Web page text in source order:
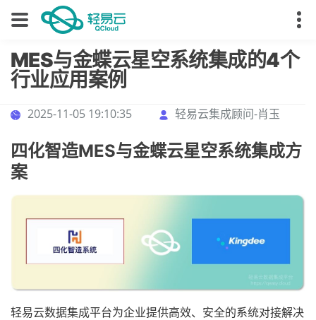
MES与金蝶云星空系统集成的4个
行业应用案例
2025-11-05 19:10:35 轻易云集成顾问-肖玉
四化智造MES与金蝶云星空系统集成方
案
轻易云数据集成平台为企业提供高效、安全的系统对接解决